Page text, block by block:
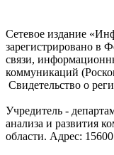
Сетевое издание
зарегистрировано в
связи,
коммуникаций
Свидетельство о
Учредитель -
анализа и развития
области. Адрес: